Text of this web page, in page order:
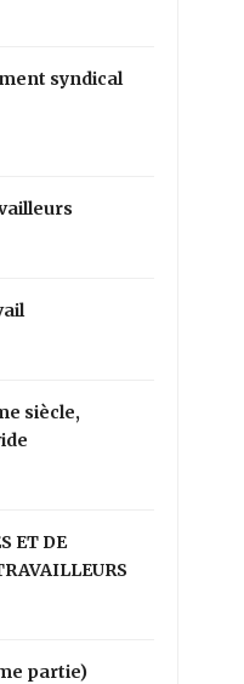
syndical
siècle,
ET DE
partie)